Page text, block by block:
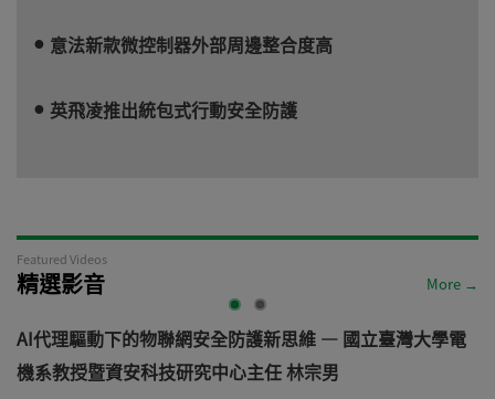
意法新款微控制器外部周邊整合度高
英飛凌推出統包式行動安全防護
Featured Videos
精選影音 More →
AI代理驅動下的物聯網安全防護新思維 — 國立臺灣大學電
機系教授暨資安科技研究中心主任 林宗男